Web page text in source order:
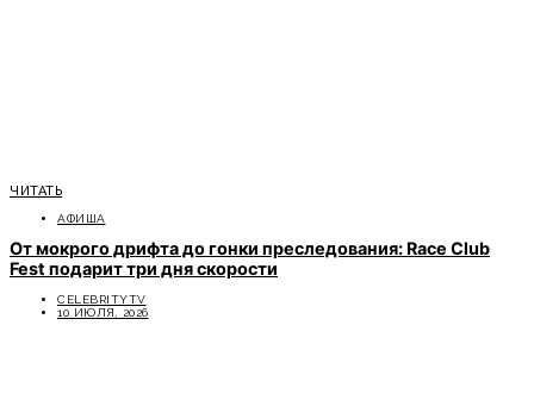
ЧИТАТЬ
АФИША
От мокрого дрифта до гонки преследования: Race Club
Fest подарит три дня скорости
CELEBRITYTV
10 ИЮЛЯ, 2026